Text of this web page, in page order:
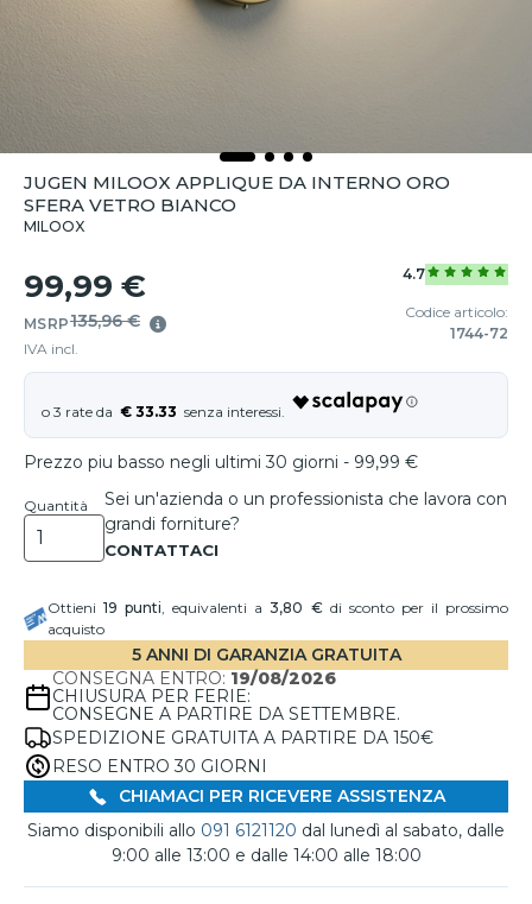
JUGEN MILOOX APPLIQUE DA INTERNO ORO
SFERA VETRO BIANCO
MILOOX
99,99 €
MSRP135,96 €
IVA incl.
4.7
Codice articolo:
1744-72
€ 33.33
Prezzo piu basso negli ultimi 30 giorni - 99,99 €
Quantità
Sei un'azienda o un professionista che lavora con
grandi forniture?
Ottieni19 punti, equivalenti a3,80 €di sconto per il prossimo
acquisto
5 ANNI DI GARANZIA GRATUITA
CONSEGNA ENTRO: 19/08/2026
CHIUSURA PER FERIE:
CONSEGNE A PARTIRE DA SETTEMBRE.
SPEDIZIONE GRATUITA A PARTIRE DA 150€
RESO ENTRO 30 GIORNI
CHIAMACI PER RICEVERE ASSISTENZA
Siamo disponibili allo 091 6121120 dal lunedì al sabato, dalle
9:00 alle 13:00 e dalle 14:00 alle 18:00